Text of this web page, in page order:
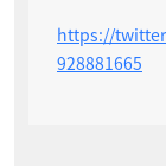
https://
928881665